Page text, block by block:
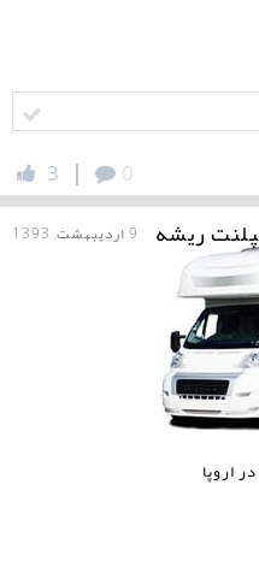
0
|
3
ریشه 9 اردیبهشت, 1393
اروپا